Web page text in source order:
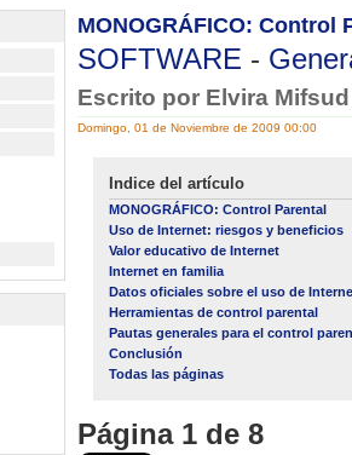
MONOGRÁFICO: Control
SOFTWARE -
Escrito por Elvira
Domingo, 01 de Noviembre de 2009 00:00
Indice del artículo
MONOGRÁFICO: Control Parental
Uso de Internet: riesgos y beneficios
Valor educativo de Internet
Internet en familia
Datos oficiales sobre el uso de
Herramientas de control parental
Pautas generales para el control
Conclusión
Todas las páginas
Página 1 de 8